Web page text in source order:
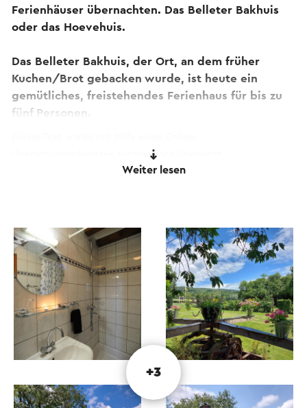
Ferienhäuser übernachten. Das Belleter Bakhuis
oder das Hoevehuis.
Das Belleter Bakhuis, der Ort, an dem früher
Kuchen/Brot gebacken wurde, ist heute ein
gemütliches, freistehendes Ferienhaus für bis zu
fünf Personen.
Übersetzungsdienstes automatisch übersetzt.
Weiter lesen
+3